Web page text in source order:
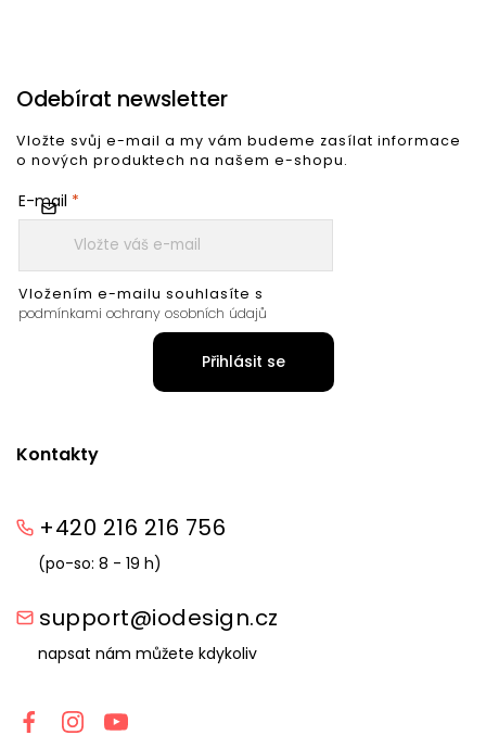
Kontakty
+420 216 216 756
(po-so: 8 - 19 h)
support@iodesign.cz
napsat nám můžete kdykoliv
Odebírat newsletter
Vložte svůj e-mail a my vám budeme zasílat informace
o nových produktech na našem e-shopu.
E-mail
Vložením e-mailu souhlasíte s
podmínkami ochrany osobních údajů
Přihlásit se